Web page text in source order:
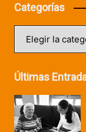
Categorías
Últimas